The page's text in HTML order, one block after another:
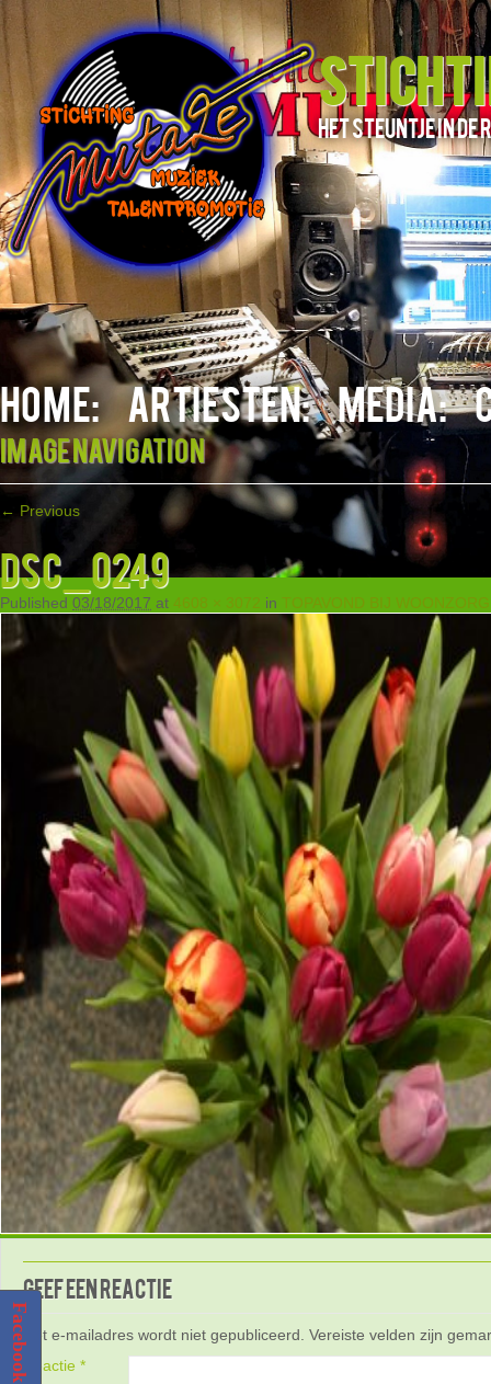
het steuntje in
HOME: ARTIESTEN: MEDIA:
Image navigation
← Previous
DSC_0249
Published 03/18/2017 at 4608 × 3072 in TOPAVOND BIJ
Geef een reactie
Het e-mailadres wordt niet gepubliceerd. Vereiste velden zijn
Reactie *
Facebook